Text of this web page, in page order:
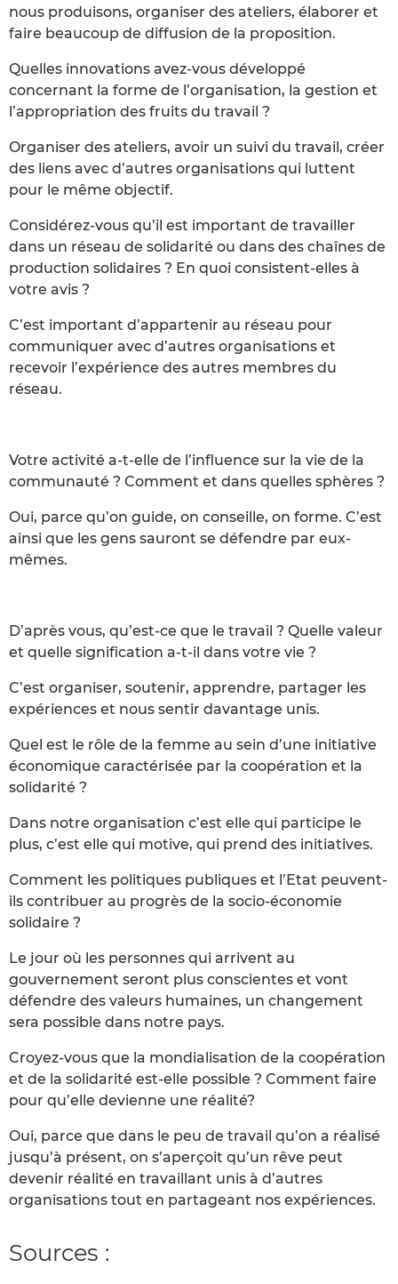
nous produisons, organiser des ateliers, élaborer et
faire beaucoup de diffusion de la proposition.
Quelles innovations avez-vous développé
concernant la forme de l’organisation, la gestion et
l’appropriation des fruits du travail ?
Organiser des ateliers, avoir un suivi du travail, créer
des liens avec d’autres organisations qui luttent
pour le même objectif.
Considérez-vous qu’il est important de travailler
dans un réseau de solidarité ou dans des chaînes de
production solidaires ? En quoi consistent-elles à
votre avis ?
C’est important d’appartenir au réseau pour
communiquer avec d’autres organisations et
recevoir l’expérience des autres membres du
réseau.
Votre activité a-t-elle de l’influence sur la vie de la
communauté ? Comment et dans quelles sphères ?
Oui, parce qu’on guide, on conseille, on forme. C’est
ainsi que les gens sauront se défendre par eux-
mêmes.
D’après vous, qu’est-ce que le travail ? Quelle valeur
et quelle signification a-t-il dans votre vie ?
C’est organiser, soutenir, apprendre, partager les
expériences et nous sentir davantage unis.
Quel est le rôle de la femme au sein d’une initiative
économique caractérisée par la coopération et la
solidarité ?
Dans notre organisation c’est elle qui participe le
plus, c’est elle qui motive, qui prend des initiatives.
Comment les politiques publiques et l’Etat peuvent-
ils contribuer au progrès de la socio-économie
solidaire ?
Le jour où les personnes qui arrivent au
gouvernement seront plus conscientes et vont
défendre des valeurs humaines, un changement
sera possible dans notre pays.
Croyez-vous que la mondialisation de la coopération
et de la solidarité est-elle possible ? Comment faire
pour qu’elle devienne une réalité?
Oui, parce que dans le peu de travail qu’on a réalisé
jusqu’à présent, on s’aperçoit qu’un rêve peut
devenir réalité en travaillant unis à d’autres
organisations tout en partageant nos expériences.
Sources :